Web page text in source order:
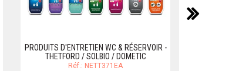
PRODUITS D'ENTRETIEN WC & RÉSERVOIR -
THETFORD / SOLBIO / DOMETIC
Réf.: NETT371EA